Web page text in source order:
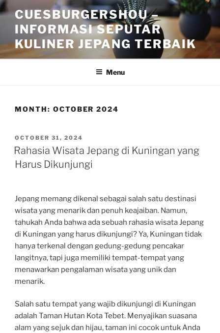
Skip
to
content
CUESBURGERSHOU –
INFORMASI SEPUTAR
KULINER JEPANG TERBAIK
Menu
MONTH: OCTOBER 2024
POSTED
ON
OCTOBER 31, 2024
Rahasia Wisata Jepang di Kuningan yang
Harus Dikunjungi
Jepang memang dikenal sebagai salah satu destinasi
wisata yang menarik dan penuh keajaiban. Namun,
tahukah Anda bahwa ada sebuah rahasia wisata Jepang
di Kuningan yang harus dikunjungi? Ya, Kuningan tidak
hanya terkenal dengan gedung-gedung pencakar
langitnya, tapi juga memiliki tempat-tempat yang
menawarkan pengalaman wisata yang unik dan
menarik.
Salah satu tempat yang wajib dikunjungi di Kuningan
adalah Taman Hutan Kota Tebet. Menyajikan suasana
alam yang sejuk dan hijau, taman ini cocok untuk Anda